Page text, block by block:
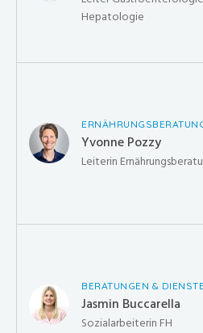
Hepatologie
Yvonne Pozzy
Leiterin
BERATUNGEN &
Jasmin Buccarella
Sozialarbeiterin FH